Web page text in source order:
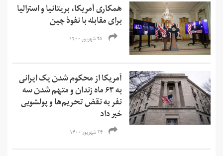
همکاری آمریکا، بریتانیا و استرالیا
برای مقابله با نفوذ چین
۲۵ شهریور ۱۴۰۰
آمریکا از محکوم شدن یک ایرانی
به ۶۳ ماه زندان و متهم شدن سه
نفر به نقض تحریم‌ها و‌ پولشویی
خبر داد
۲۴ شهریور ۱۴۰۰